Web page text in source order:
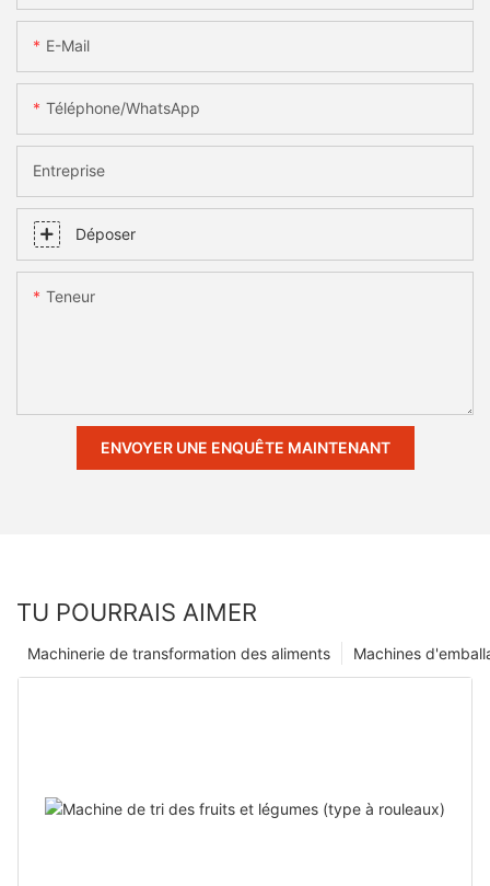
E-Mail
Téléphone/WhatsApp
Entreprise
Déposer
Teneur
ENVOYER UNE ENQUÊTE MAINTENANT
TU POURRAIS AIMER
Machines
Machinerie de transformation des aliments